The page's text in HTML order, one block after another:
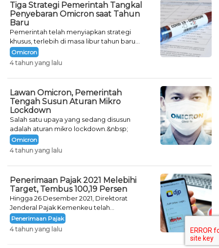
Tiga Strategi Pemerintah Tangkal
Penyebaran Omicron saat Tahun
Baru
Pemerintah telah menyiapkan strategi
khusus, terlebih di masa libur tahun baru
seperti saat ini.
Omicron
4 tahun yang lalu
Lawan Omicron, Pemerintah
Tengah Susun Aturan Mikro
Lockdown
Salah satu upaya yang sedang disusun
adalah aturan mikro lockdown.&nbsp;
Omicron
4 tahun yang lalu
Penerimaan Pajak 2021 Melebihi
Target, Tembus 100,19 Persen
Hingga 26 Desember 2021, Direktorat
Jenderal Pajak Kemenkeu telah
mencatatkan jumlah neto penerimaan pajak
sebesar Rp 1.231,87 triliun.&nbsp;
Penerimaan Pajak
4 tahun yang lalu